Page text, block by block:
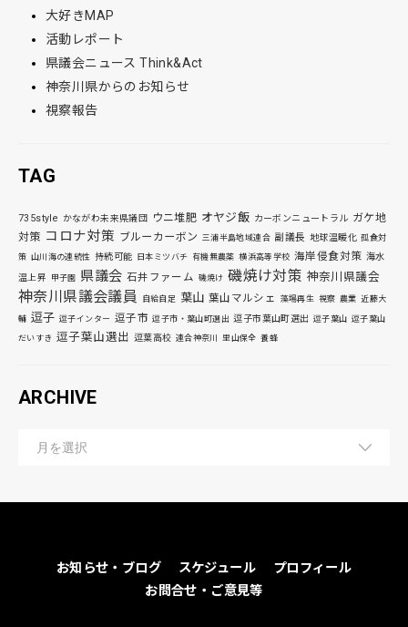
大好きMAP
活動レポート
県議会ニュース Think&Act
神奈川県からのお知らせ
視察報告
TAG
735style かながわ未来県議団 ウニ堆肥 オヤジ飯 カーボンニュートラル ガケ地
対策 コロナ対策 ブルーカーボン 三浦半島地域連合 副議長 地球温暖化 孤食対
策 山川海の連続性 持続可能 日本ミツバチ 有機無農薬 横浜高等学校 海岸侵食対策 海水
温上昇 甲子園 県議会 石井ファーム 磯焼け 磯焼け対策 神奈川県議会
神奈川県議会議員 自給自足 葉山 葉山マルシェ 藻場再生 視察 農業 近藤大
輔 逗子 逗子インター 逗子市 逗子市・葉山町選出 逗子市葉山町選出 逗子葉山 逗子葉山
だいすき 逗子葉山選出 逗葉高校 連合神奈川 里山保全 養蜂
ARCHIVE
お知らせ・ブログ スケジュール
プロフィール
お問合せ・ご意見等